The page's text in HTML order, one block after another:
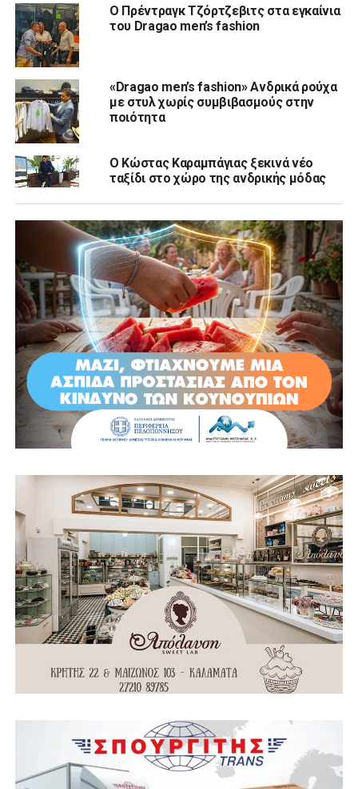
Ο Πρέντραγκ Τζόρτζεβιτς στα εγκαίνια
του Dragao men’s fashion
«Dragao men’s fashion» Ανδρικά ρούχα
με στυλ χωρίς συμβιβασμούς στην
ποιότητα
Ο Κώστας Καραμπάγιας ξεκινά νέο
ταξίδι στο χώρο της ανδρικής μόδας